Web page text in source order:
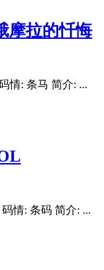
摩拉的忏悔
情: 条马 简介: ...
情: 条码 简介: ...